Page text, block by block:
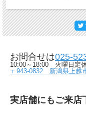
お問合せは025-
10:00～18:00 火曜日定
〒943-0832 新潟県上越
実店舗にもご来店